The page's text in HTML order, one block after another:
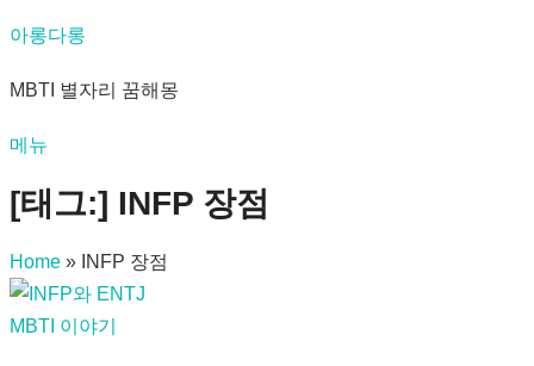
내
으
로
가
기
아롱다롱
MBTI 별자리 꿈해몽
메뉴
[태그:] INFP 장점
Home » INFP 장점
MBTI 이야기